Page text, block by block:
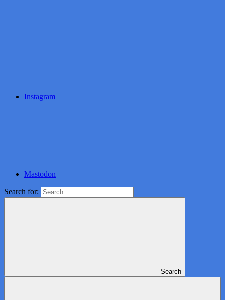
Instagram
Mastodon
Search for:
Search